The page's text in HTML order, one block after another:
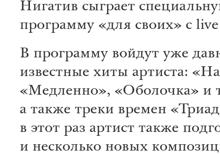
Нигатив сыграет
программу «для своих» с
В программу войдут уже
известные хиты артиста:
«Медленно», «Оболочка» и
а также треки времен
в этот раз артист также
и несколько новых